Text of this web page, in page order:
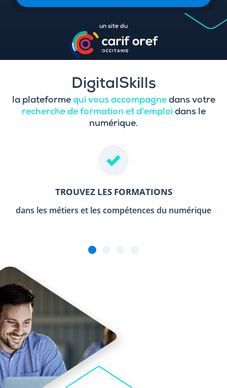
un site du
DigitalSkills
la plateforme qui vous accompagnedans votre
recherche de formation et d'emploi dans le
numérique.
TROUVEZ LES FORMATIONS
dans les métiers et les compétences du numérique